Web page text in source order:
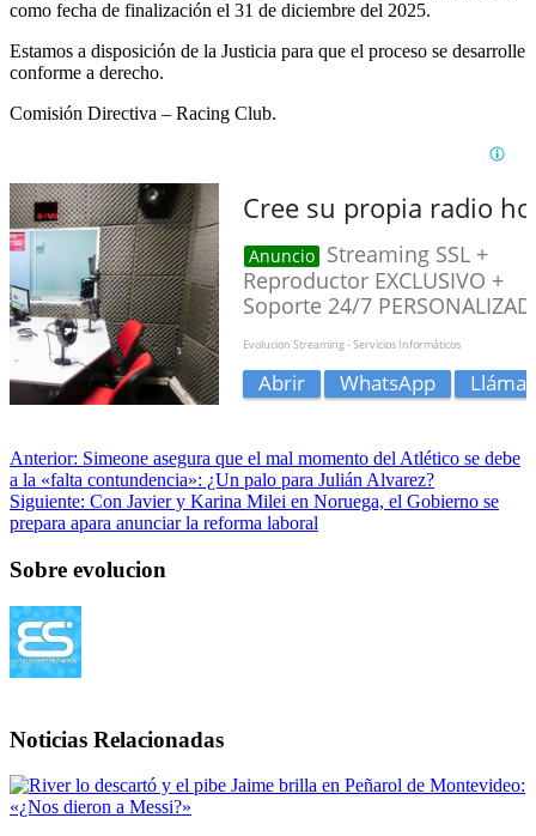
como fecha de finalización el 31 de diciembre del 2025.
Estamos a disposición de la Justicia para que el proceso se desarrolle
conforme a derecho.
Comisión Directiva – Racing Club.
Anterior: Simeone asegura que el mal momento del Atlético se debe
a la «falta contundencia»: ¿Un palo para Julián Alvarez?
Siguiente: Con Javier y Karina Milei en Noruega, el Gobierno se
prepara apara anunciar la reforma laboral
Sobre evolucion
Noticias Relacionadas